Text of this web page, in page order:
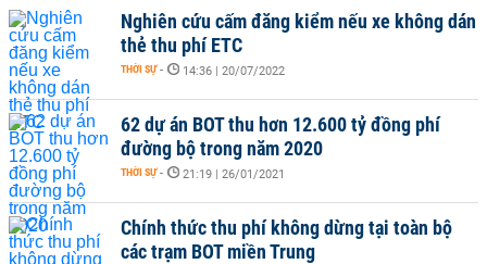
Nghiên cứu cấm đăng kiểm nếu xe không dán
thẻ thu phí ETC
THỜI SỰ - 14:36 | 20/07/2022
62 dự án BOT thu hơn 12.600 tỷ đồng phí
đường bộ trong năm 2020
THỜI SỰ - 21:19 | 26/01/2021
Chính thức thu phí không dừng tại toàn bộ
các trạm BOT miền Trung